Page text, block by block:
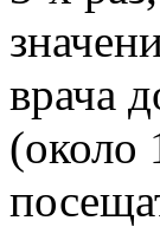
врача
(около